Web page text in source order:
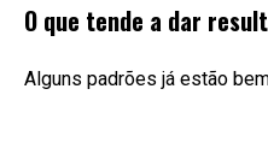
O que tende a dar
Alguns padrões já estão